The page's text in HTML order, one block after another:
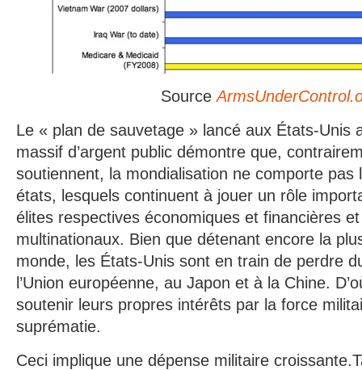
Source
Le « plan de sauvetage » lancé aux États-Unis
massif d’argent public démontre que,
soutiennent, la mondialisation ne comporte pas
états, lesquels continuent à jouer un rôle
élites respectives économiques et financières
multinationaux. Bien que détenant encore la
monde, les États-Unis sont en train de perdre
l’Union européenne, au Japon et à la Chine.
soutenir leurs propres intérêts par la force
suprématie.
Ceci implique une dépense militaire